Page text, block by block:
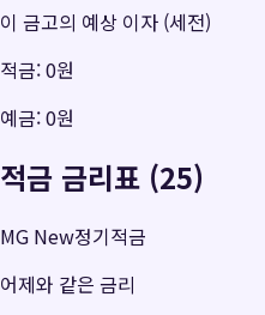
이 금고의 예상 이자 (세전)
적금:0원
예금:0원
적금 금리표 (25)
MG New정기적금
어제와 같은 금리